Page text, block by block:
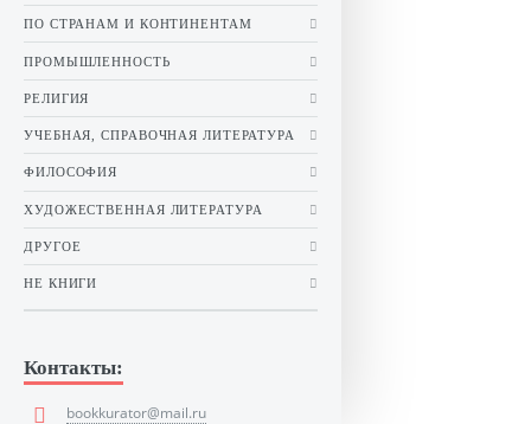
ПО СТРАНАМ И КОНТИНЕНТАМ
ПРОМЫШЛЕННОСТЬ
РЕЛИГИЯ
УЧЕБНАЯ, СПРАВОЧНАЯ ЛИТЕРАТУРА
ФИЛОСОФИЯ
ХУДОЖЕСТВЕННАЯ ЛИТЕРАТУРА
ДРУГОЕ
НЕ КНИГИ
Контакты:
bookkurator@mail.ru